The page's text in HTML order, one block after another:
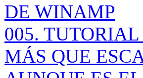
DE WINAMP
005.
MÁS QUE